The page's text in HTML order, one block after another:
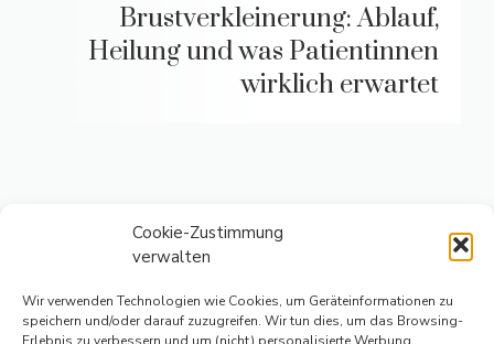
Cookie-Zustimmung
verwalten
Wir verwenden Technologien wie Cookies, um Geräteinformationen zu
speichern und/oder darauf zuzugreifen. Wir tun dies, um das Browsing-
Brustverkleinerung: Ablauf,
Heilung und was Patientinnen
wirklich erwartet